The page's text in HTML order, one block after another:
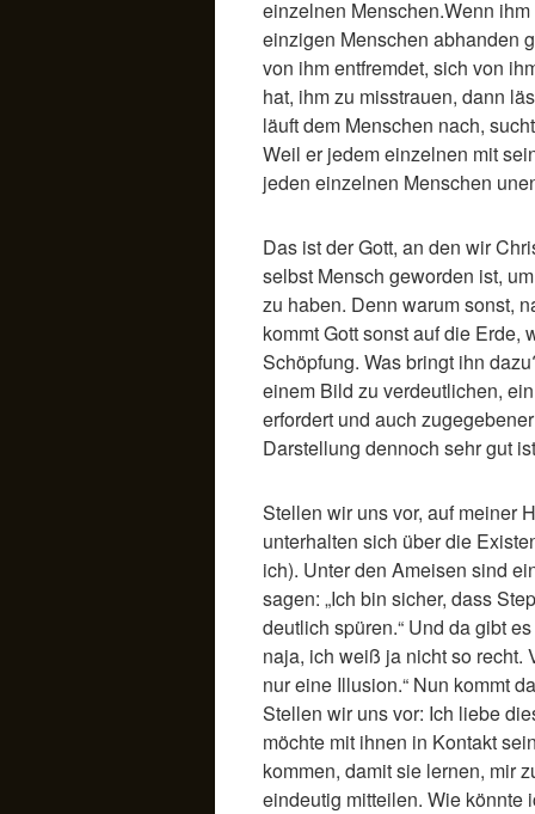
einzelnen Menschen.Wenn
einzigen Menschen abhanden
von ihm entfremdet, sich von
hat, ihm zu misstrauen, dann
läuft dem Menschen nach,
Weil er jedem einzelnen mit
jeden einzelnen Menschen
Das ist der Gott, an den wir
selbst Mensch geworden ist,
zu haben. Denn warum sonst,
kommt Gott sonst auf die Erde,
Schöpfung. Was bringt ihn
einem Bild zu verdeutlichen,
erfordert und auch
Darstellung dennoch sehr gut
Stellen wir uns vor, auf meiner
unterhalten sich über die
ich). Unter den Ameisen sind
sagen: „Ich bin sicher, dass
deutlich spüren.“ Und da gibt
naja, ich weiß ja nicht so recht.
nur eine Illusion.“ Nun kommt
Stellen wir uns vor: Ich liebe
möchte mit ihnen in Kontakt
kommen, damit sie lernen, mir
eindeutig mitteilen. Wie könnte